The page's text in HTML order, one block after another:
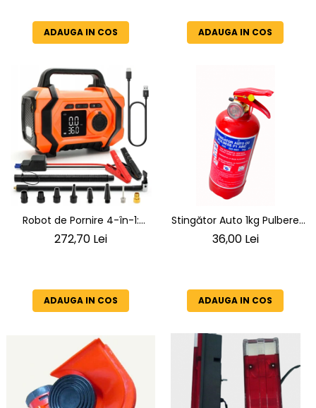
ADAUGA IN COS ADAUGA IN COS
Robot de Pornire 4-în-1:
Jump Starter 6000A +
272,70 Lei
ADAUGA IN COS
Stingător Auto 1kg Pulbere
ABC cu Manometru (Ceas),
36,00 Lei
ADAUGA IN COS